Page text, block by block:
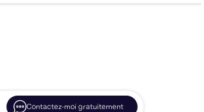
Contactez-moi gratuitement